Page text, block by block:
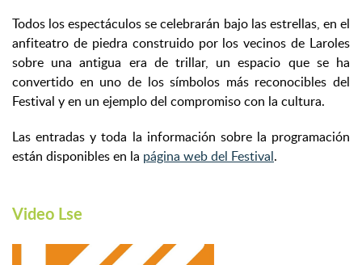
Todos los espectáculos se celebrarán bajo las estrellas, en el
anfiteatro de piedra construido por los vecinos de Laroles
sobre una antigua era de trillar, un espacio que se ha
convertido en uno de los símbolos más reconocibles del
Festival y en un ejemplo del compromiso con la cultura.
Las entradas y toda la información sobre la programación
están disponibles en la página web del Festival.
Video Lse